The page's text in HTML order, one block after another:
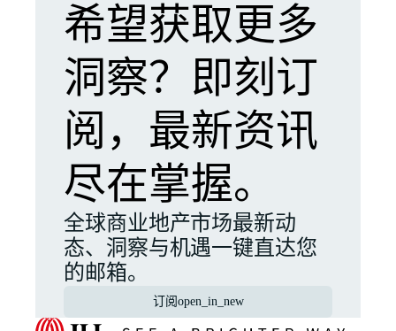
希望获取更多
洞察？即刻订
阅，最新资讯
尽在掌握。
全球商业地产市场最新动
态、洞察与机遇一键直达您
的邮箱。
订阅 open_in_new